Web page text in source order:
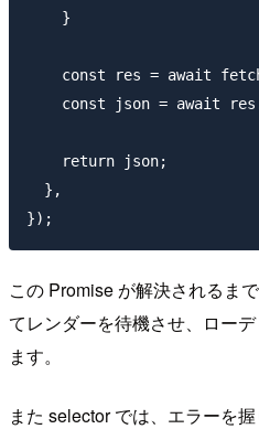
    }
const res = await
const json = await
    return json;
  },
この Promise が解決されるま
てレンダーを待機させ、ロー
ます。
また selector では、エラーを